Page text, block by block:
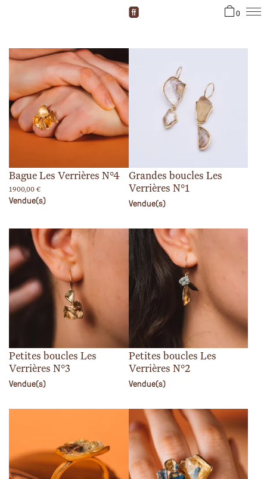
0
Bague Les Verrières N°4
1900,00 €
Vendue(s)
Grandes boucles Les
Verrières N°1
Vendue(s)
Petites boucles Les
Verrières N°3
Vendue(s)
Petites boucles Les
Verrières N°2
Vendue(s)